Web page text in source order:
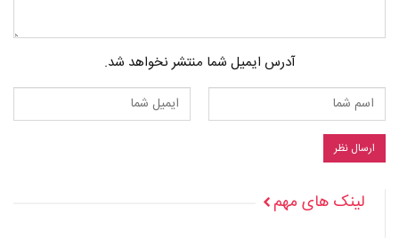
آدرس ایمیل شما منتشر نخواهد شد.
لینک های مهم